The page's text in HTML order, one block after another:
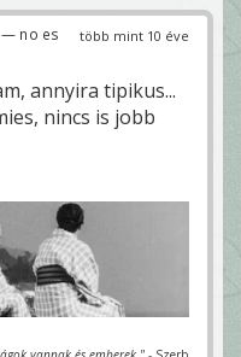
több mint 10 éve
— no es
annyira tipikus...
nincs is jobb